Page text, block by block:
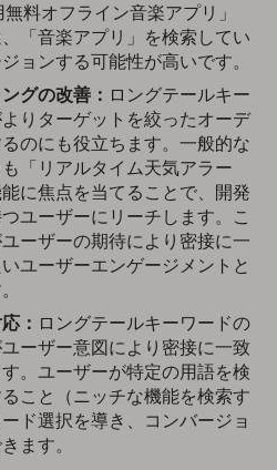
料オフライン音楽アプリ」
「音楽アプリ」を検索してい
ョンする可能性が高いです。
グの改善： ロングテールキー
りターゲットを絞ったオーデ
のにも役立ちます。一般的な
も「リアルタイム天気アラー
に焦点を当てることで、開発
ユーザーにリーチします。こ
ーザーの期待により密接に一
ユーザーエンゲージメントと
： ロングテールキーワードの
ーザー意図により密接に一致
。ユーザーが特定の用語を検
こと（ニッチな機能を検索す
ド選択を導き、コンバージョ
ます。